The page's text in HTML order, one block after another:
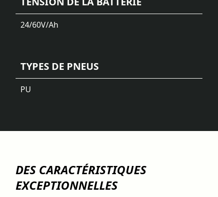
24/60V/Ah
TYPES DE PNEUS
PU
DES CARACTÉRISTIQUES
EXCEPTIONNELLES